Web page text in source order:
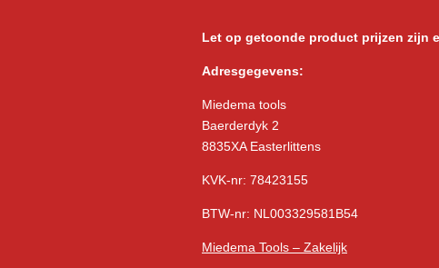
Let op getoonde product prijzen zijn
Adresgegevens:
Miedema tools
Baerderdyk 2
8835XA Easterlittens
KVK-nr: 78423155
BTW-nr: NL003329581B54
Miedema Tools – Zakelijk